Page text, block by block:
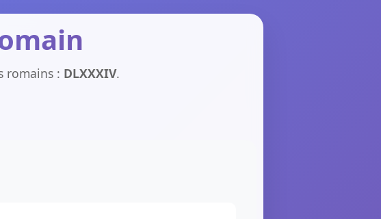
romains : DLXXXIV.